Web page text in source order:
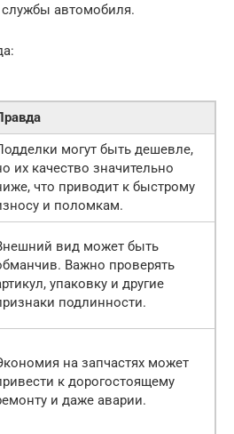
службы автомобиля.
могут быть дешевле,
их качество значительно
что приводит к быстрому
и поломкам.
вид может быть
Важно проверять
упаковку и другие
подлинности.
на запчастях может
к дорогостоящему
и даже аварии.